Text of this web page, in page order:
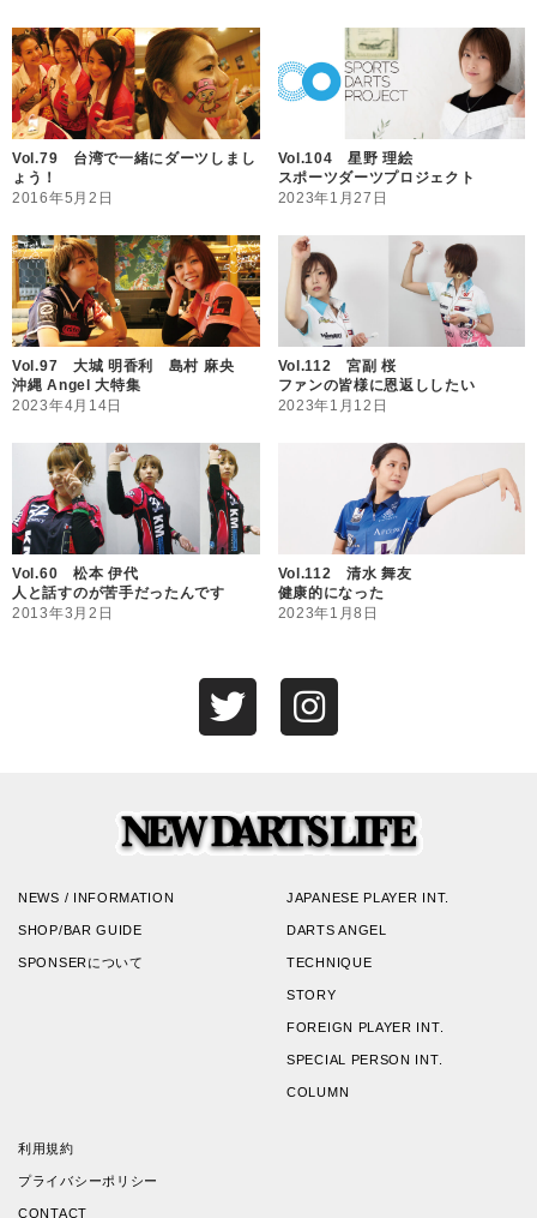
Vol.79 台湾で一緒にダーツしまし
ょう！
2016年5月2日
Vol.104 星野 理絵
スポーツダーツプロジェクト
2023年1月27日
Vol.97 大城 明香利 島村 麻央
沖縄 Angel 大特集
2023年4月14日
Vol.112 宮副 桜
ファンの皆様に恩返ししたい
2023年1月12日
Vol.60 松本 伊代
人と話すのが苦手だったんです
2013年3月2日
Vol.112 清水 舞友
健康的になった
2023年1月8日
NEWS / INFORMATION
SHOP/BAR GUIDE
SPONSERについて
JAPANESE PLAYER INT.
DARTS ANGEL
TECHNIQUE
STORY
FOREIGN PLAYER INT.
SPECIAL PERSON INT.
COLUMN
利用規約
プライバシーポリシー
CONTACT